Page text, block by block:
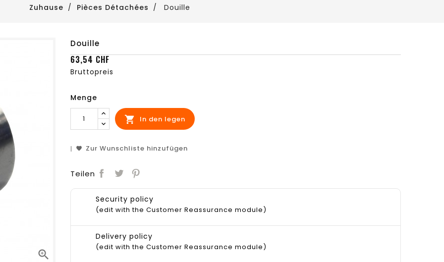
Zuhause Pièces Détachées Douille

Douille
63,54 CHF
Bruttopreis
Menge
 In den legen
Zur Wunschliste hinzufügen
Teilen
Security policy
(edit with the Customer Reassurance module)
Delivery policy
(edit with the Customer Reassurance module)